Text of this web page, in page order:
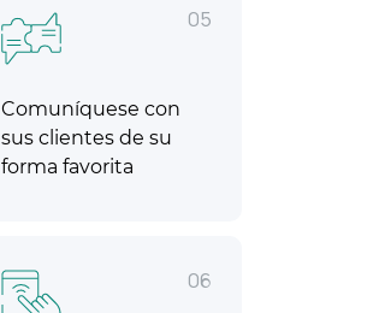
05
Comuníquese con
sus clientes de su
forma favorita
06